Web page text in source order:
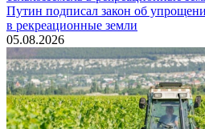
Путин подписал закон об
в рекреационные земли
05.08.2026